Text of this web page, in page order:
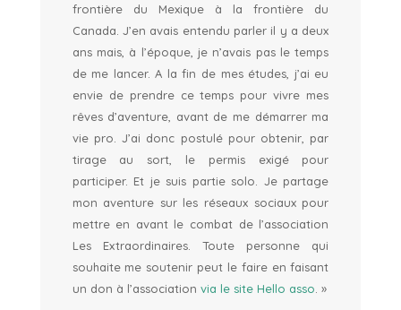
frontière du Mexique à la frontière du
Canada. J’en avais entendu parler il y a deux
ans mais, à l’époque, je n’avais pas le temps
de me lancer. A la fin de mes études, j’ai eu
envie de prendre ce temps pour vivre mes
rêves d’aventure, avant de me démarrer ma
vie pro. J’ai donc postulé pour obtenir, par
tirage au sort, le permis exigé pour
participer. Et je suis partie solo. Je partage
mon aventure sur les réseaux sociaux pour
mettre en avant le combat de l’association
Les Extraordinaires. Toute personne qui
souhaite me soutenir peut le faire en faisant
un don à l’association via le site Hello asso . »